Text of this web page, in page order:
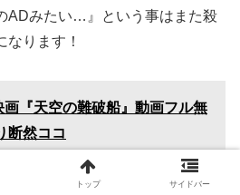
ADみたい…』という事はまた殺
なります！
『天空の難破船』動画フル無
断然ココ
トップ サイドバー